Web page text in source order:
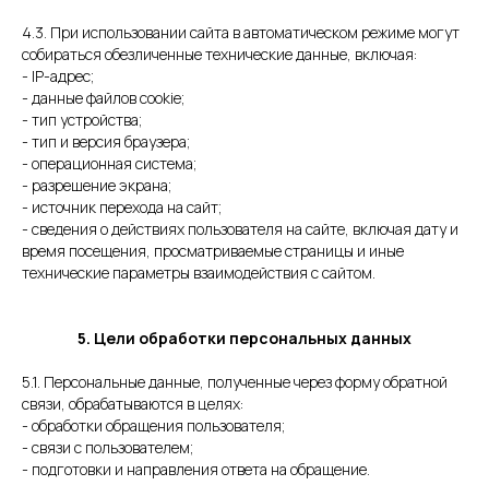
4.3. При использовании сайта в автоматическом режиме могут
собираться обезличенные технические данные, включая:
- IP-адрес;
- данные файлов cookie;
- тип устройства;
- тип и версия браузера;
- операционная система;
- разрешение экрана;
- источник перехода на сайт;
- сведения о действиях пользователя на сайте, включая дату и
время посещения, просматриваемые страницы и иные
технические параметры взаимодействия с сайтом.
5. Цели обработки персональных данных
5.1. Персональные данные, полученные через форму обратной
связи, обрабатываются в целях:
- обработки обращения пользователя;
- связи с пользователем;
- подготовки и направления ответа на обращение.